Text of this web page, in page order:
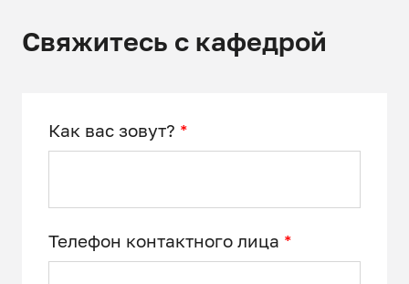
Свяжитесь с кафедрой
Как вас зовут? *
Телефон контактного лица *